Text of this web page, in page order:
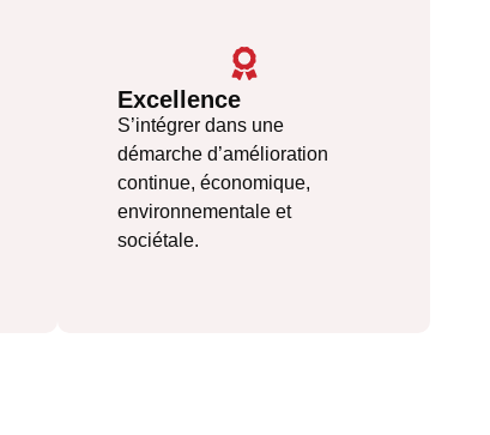
Excellence
S’intégrer dans une
démarche d’amélioration
continue, économique,
environnementale et
sociétale.